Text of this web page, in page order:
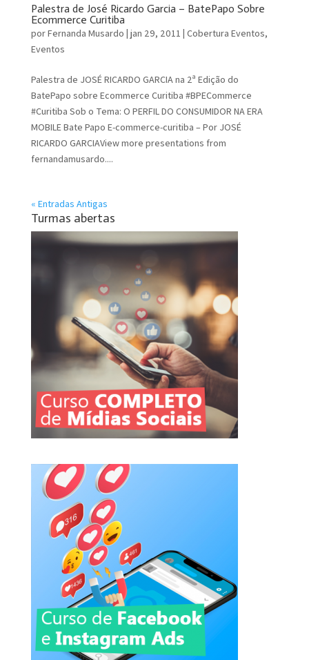
Palestra de José Ricardo Garcia – BatePapo Sobre
Ecommerce Curitiba
porFernanda Musardo | jan 29, 2011 | Cobertura Eventos,
Eventos
Palestra de JOSÉ RICARDO GARCIA na 2ª Edição do
BatePapo sobre Ecommerce Curitiba #BPECommerce
#Curitiba Sob o Tema: O PERFIL DO CONSUMIDOR NA ERA
MOBILE Bate Papo E-commerce-curitiba – Por JOSÉ
RICARDO GARCIAView more presentations from
fernandamusardo....
« Entradas Antigas
Turmas abertas